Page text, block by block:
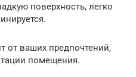
поверхность, легко
от ваших предпочтений,
помещения.